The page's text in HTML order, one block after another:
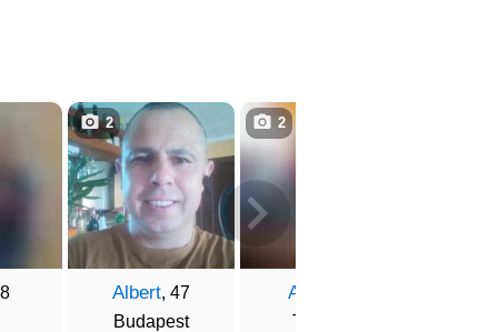
Albert, 47
Budapest
2
Attila
Tapolca
2